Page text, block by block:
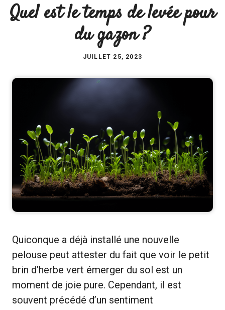
Quel est le temps de levée pour
du gazon ?
JUILLET 25, 2023
Quiconque a déjà installé une nouvelle
pelouse peut attester du fait que voir le petit
brin d’herbe vert émerger du sol est un
moment de joie pure. Cependant, il est
souvent précédé d’un sentiment